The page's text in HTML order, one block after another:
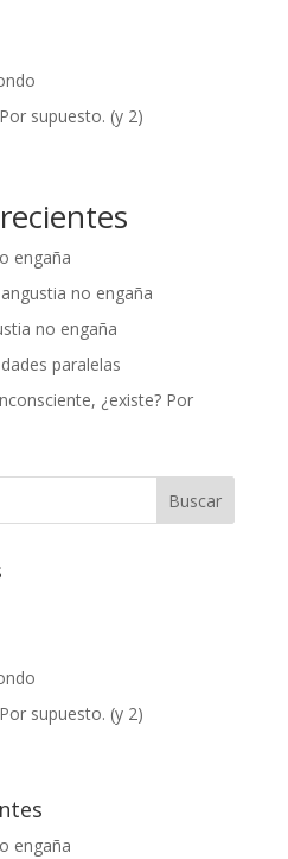
supuesto. (y 2)
engaña
no engaña
no engaña
paralelas
¿existe? Por
supuesto. (y 2)
engaña